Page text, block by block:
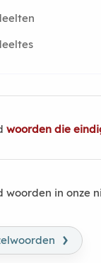
woorden die
woorden in onze
›